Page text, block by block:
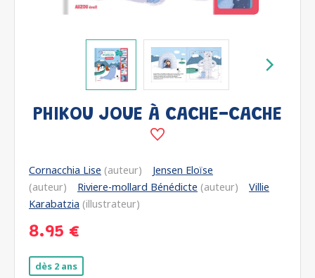
PHIKOU JOUE À CACHE-CACHE
Cornacchia Lise (auteur)
Jensen Eloïse
(auteur)
Riviere-mollard Bénédicte (auteur)
Villie
Karabatzia (illustrateur)
8.95 €
dès 2 ans